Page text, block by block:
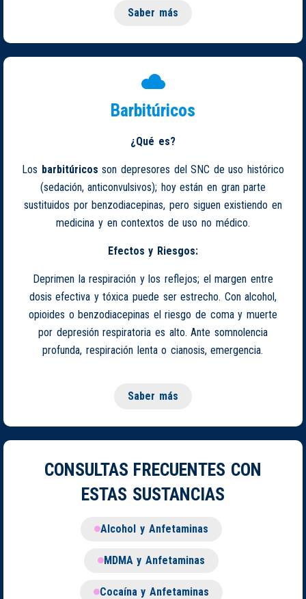
Saber más
Barbitúricos
¿Qué es?
Los barbitúricos son depresores del SNC de uso histórico
(sedación, anticonvulsivos); hoy están en gran parte
sustituidos por benzodiacepinas, pero siguen existiendo en
medicina y en contextos de uso no médico.
Efectos y Riesgos:
Deprimen la respiración y los reflejos; el margen entre
dosis efectiva y tóxica puede ser estrecho. Con alcohol,
opioides o benzodiacepinas el riesgo de coma y muerte
por depresión respiratoria es alto. Ante somnolencia
profunda, respiración lenta o cianosis, emergencia.
Saber más
CONSULTAS FRECUENTES CON
ESTAS SUSTANCIAS
Alcohol y Anfetaminas
MDMA y Anfetaminas
Cocaína y Anfetaminas